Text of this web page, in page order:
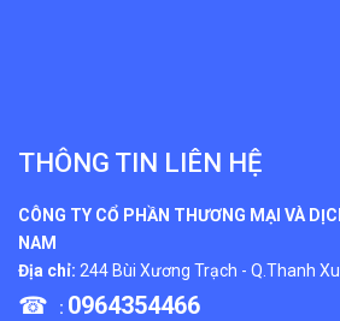
THÔNG TIN LIÊN HỆ
CÔNG TY CỔ PHẦN THƯƠNG MẠI VÀ
NAM
Địa chỉ: 244 Bùi Xương Trạch - Q.Thanh
☎ : 0964354466